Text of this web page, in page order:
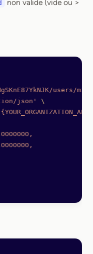
non valide (vide ou >
users/
json'
\